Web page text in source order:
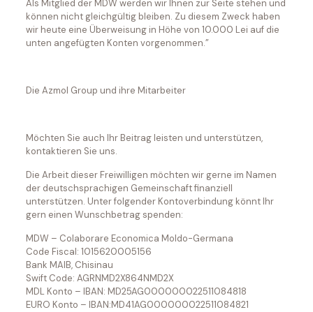
Als Mitglied der MDW werden wir Ihnen zur Seite stehen und
können nicht gleichgültig bleiben. Zu diesem Zweck haben
wir heute eine Überweisung in Höhe von 10.000 Lei auf die
unten angefügten Konten vorgenommen.”
Die Azmol Group und ihre Mitarbeiter
Möchten Sie auch Ihr Beitrag leisten und unterstützen,
kontaktieren Sie uns.
Die Arbeit dieser Freiwilligen möchten wir gerne im Namen
der deutschsprachigen Gemeinschaft finanziell
unterstützen. Unter folgender Kontoverbindung könnt Ihr
gern einen Wunschbetrag spenden:
MDW – Colaborare Economica Moldo-Germana
Code Fiscal: 1015620005156
Bank MAIB, Chisinau
Swift Code: AGRNMD2X864NMD2X
MDL Konto – IBAN: MD25AG000000022511084818
EURO Konto – IBAN:MD41AG000000022511084821